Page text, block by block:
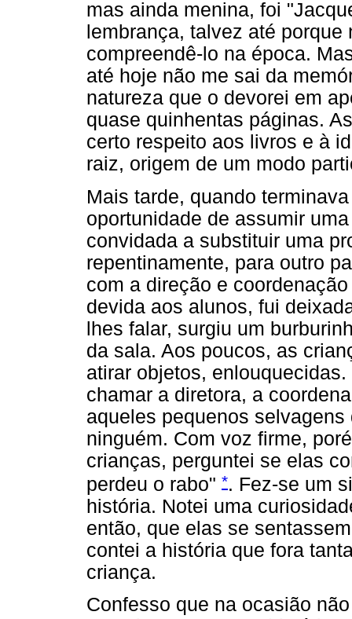
mas ainda menina, foi
lembrança, talvez até
compreendê-lo na época.
até hoje não me sai da
natureza que o devorei em
quase quinhentas páginas.
certo respeito aos livros e à
raiz, origem de um modo
Mais tarde, quando
oportunidade de assumir
convidada a substituir uma
repentinamente, para outro
com a direção e
devida aos alunos, fui
lhes falar, surgiu um
da sala. Aos poucos, as
atirar objetos,
chamar a diretora, a
aqueles pequenos
ninguém. Com voz firme,
crianças, perguntei se elas
perdeu o rabo" *. Fez-se um
história. Notei uma
então, que elas se
contei a história que fora
criança.
Confesso que na ocasião